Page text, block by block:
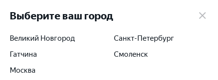
+7 (812) 564-54-91
Выберите ваш город
Великий Новгород
Гатчина
Москва
Санкт-Петербург
Смоленск